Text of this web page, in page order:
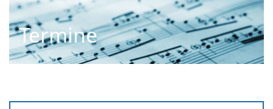
Termine